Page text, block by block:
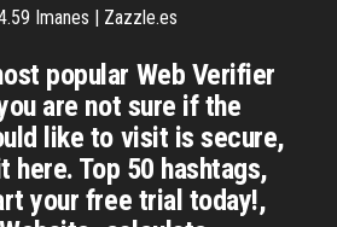
Imanes | Zazzle.es
popular Web Verifier
are not sure if the
like to visit is secure,
here. Top 50 hashtags,
your free trial today!,